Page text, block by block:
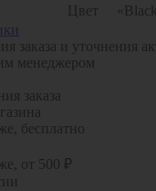
Цвет
заказа и уточнения
менеджером
заказа
бесплатно
от 500 ₽